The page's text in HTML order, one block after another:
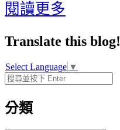
閱讀更多
Translate this blog!
Select Language ▼
分類